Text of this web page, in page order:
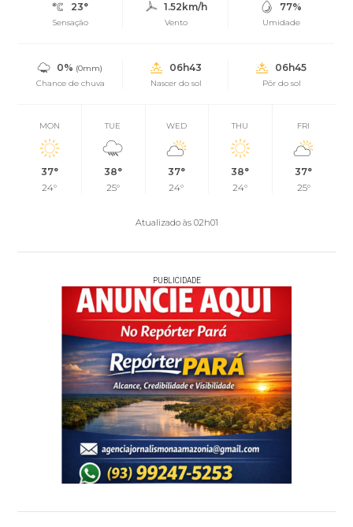
23°
Sensação
1.52km/h
Vento
77%
Umidade
0% (0mm)
Chance de chuva
06h43
Nascer do sol
06h45
Pôr do sol
MON
37°
24°
TUE
38°
25°
WED
37°
24°
THU
38°
24°
FRI
37°
25°
Atualizado às 02h01
PUBLICIDADE